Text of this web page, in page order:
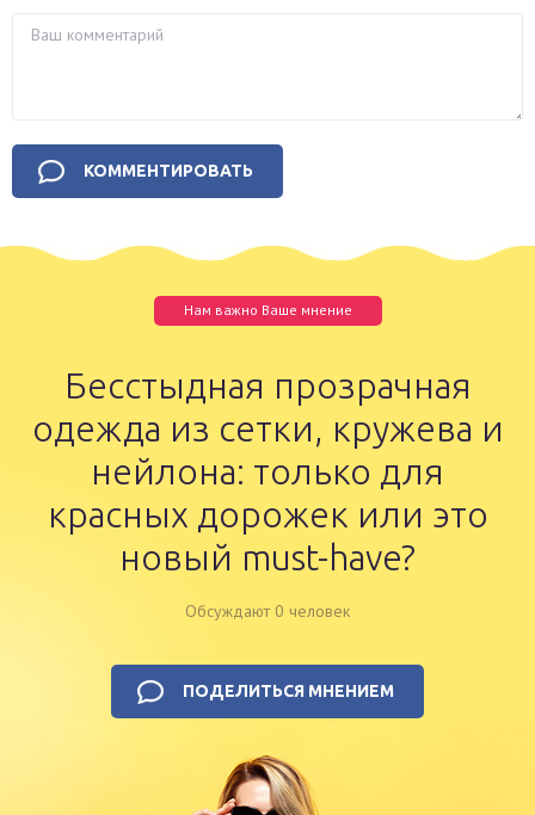
Нам важно Ваше мнение
Бесстыдная прозрачная
одежда из сетки, кружева и
нейлона: только для
красных дорожек или это
новый must-have?
Обсуждают 0 человек
ПОДЕЛИТЬСЯ МНЕНИЕМ